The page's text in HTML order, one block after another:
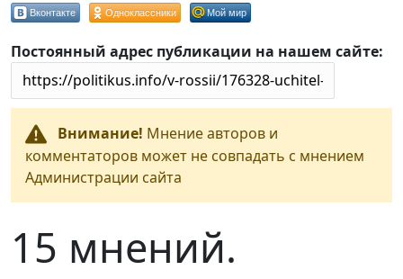
Вконтакте Одноклассники Мой мир
Постоянный адрес публикации на нашем сайте:
Внимание! Мнение авторов и
комментаторов может не совпадать с мнением
Администрации сайта
15 мнений.